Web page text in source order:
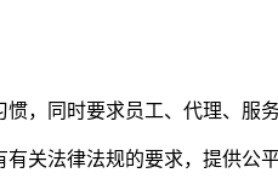
同时要求员工、代理、服
法律法规的要求，提供公